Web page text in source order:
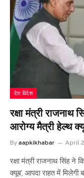
देश विदेश
रक्षा मंत्री राजनाथ
आरोग्य मैत्री हेल्थ
By aapkikhabar April
रक्षा मंत्री राजनाथ सिंह ने
क्यूब’, आपदा राहत में मिलेगी